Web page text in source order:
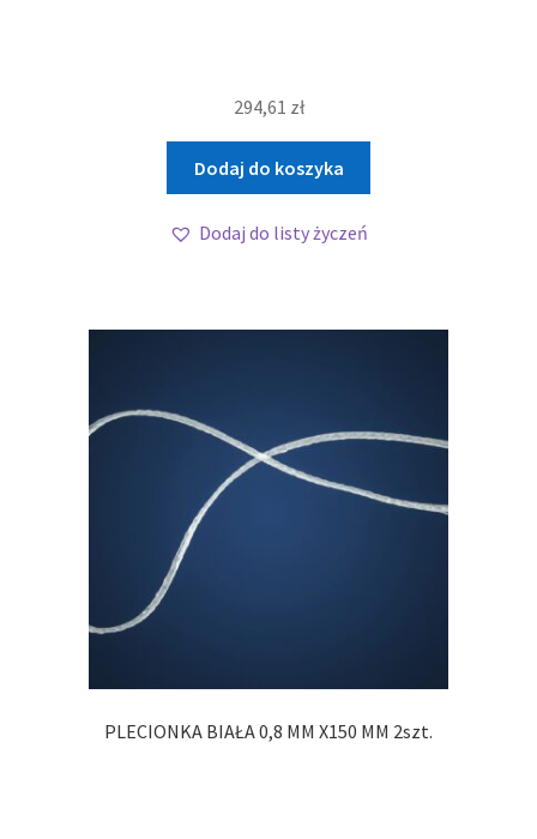
294,61 zł
Dodaj do koszyka
Dodaj do listy życzeń
PLECIONKA BIAŁA 0,8 MM X150 MM 2szt.